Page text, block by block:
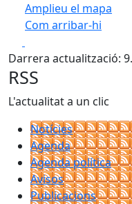
Amplieu el mapa
Com arribar-hi
+
−
Darrera actualització:
RSS
L'actualitat a un clic
Notícies
Agenda
Agenda política
Avisos
Publicacions